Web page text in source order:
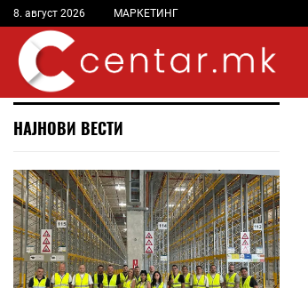
8. август 2026 МАРКЕТИНГ
НАЈНОВИ ВЕСТИ